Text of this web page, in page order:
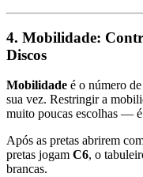
4. Mobilidade:
Discos
Mobilidade é o número
sua vez. Restringir a
muito poucas escolhas —
Após as pretas abrirem
pretas jogam C6, o
brancas.